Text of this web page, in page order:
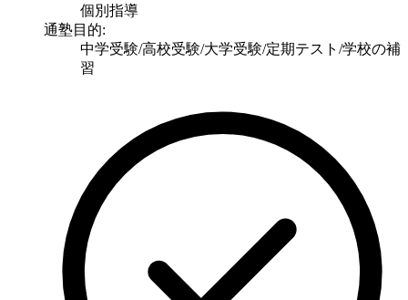
個別指導
通塾目的:
中学受験/高校受験/大学受験/定期テスト/学校の補
習